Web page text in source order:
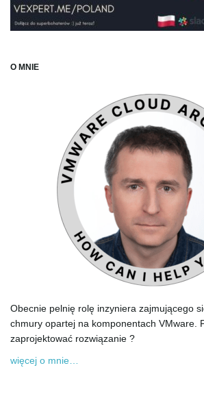
O MNIE
Obecnie pelnię rolę inzyniera zajmującego
chmury opartej na komponentach VMware.
zaprojektować rozwiązanie ?
więcej o mnie…